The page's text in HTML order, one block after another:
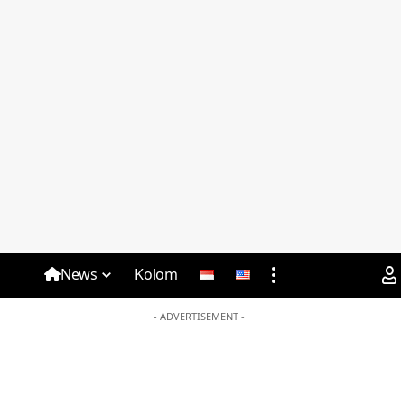
News Kolom
- ADVERTISEMENT -